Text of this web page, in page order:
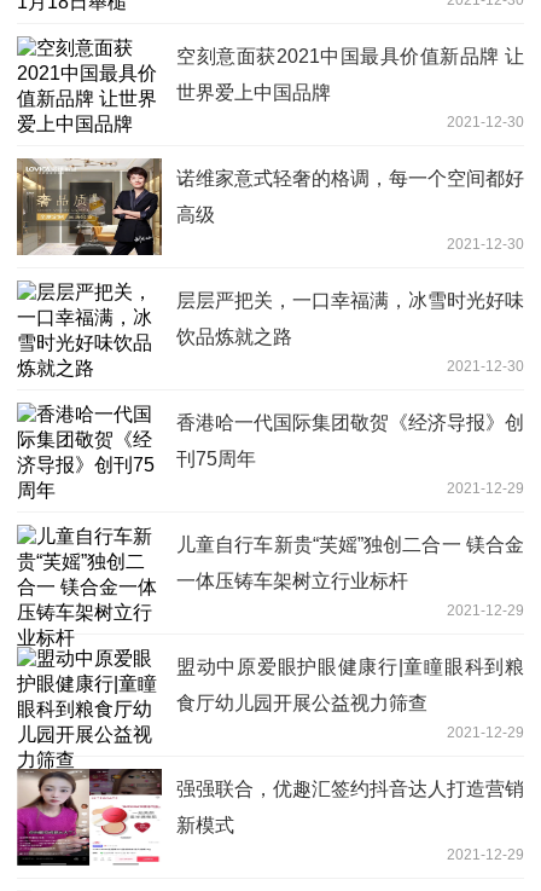
空刻意面获2021中国最具价值新品牌 让
世界爱上中国品牌
2021-12-30
诺维家意式轻奢的格调，每一个空间都好
高级
2021-12-30
层层严把关，一口幸福满，冰雪时光好味
饮品炼就之路
2021-12-30
香港哈一代国际集团敬贺《经济导报》创
刊75周年
2021-12-29
儿童自行车新贵“芙媱”独创二合一 镁合金
一体压铸车架树立行业标杆
2021-12-29
盟动中原爱眼护眼健康行|童瞳眼科到粮
食厅幼儿园开展公益视力筛查
2021-12-29
强强联合，优趣汇签约抖音达人打造营销
新模式
2021-12-29